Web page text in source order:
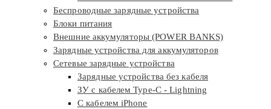
Беспроводные зарядные устройства
Блоки питания
Внешние аккумуляторы (POWER BANKS)
Зарядные устройства для аккумуляторов
Сетевые зарядные устройства
Зарядные устройства без кабеля
ЗУ с кабелем Type-C - Lightning
С кабелем iPhone